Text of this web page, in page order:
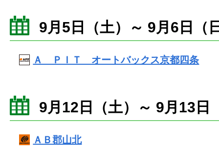
9月5日（土）～ 9月6日（
Ａ ＰＩＴ オートバックス京都四条
9月12日（土）～ 9月13日
ＡＢ郡山北